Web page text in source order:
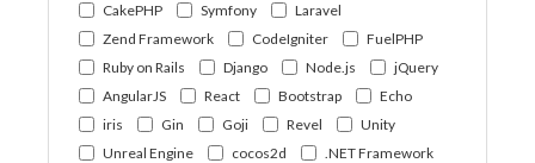
CakePHP
Symfony
Laravel
Zend Framework
CodeIgniter
FuelPHP
Ruby on Rails
Django Node.js
jQuery
AngularJS
React Bootstrap
Echo
iris
Gin Goji Revel
Unity
Unreal Engine
cocos2d
.NET Framework